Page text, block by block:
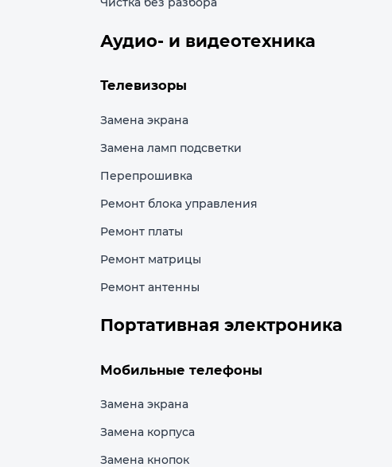
Аудио- и видеотехника
Телевизоры
Замена экрана
Замена ламп подсветки
Перепрошивка
Ремонт блока управления
Ремонт платы
Ремонт матрицы
Ремонт антенны
Портативная электроника
Мобильные телефоны
Замена экрана
Замена корпуса
Замена кнопок